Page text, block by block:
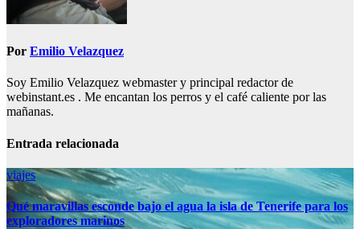
Por Emilio Velazquez
Soy Emilio Velazquez webmaster y principal redactor de
webinstant.es . Me encantan los perros y el café caliente por las
mañanas.
Entrada relacionada
viajes
Qué maravillas esconde bajo el agua la isla de Tenerife para los
exploradores marinos